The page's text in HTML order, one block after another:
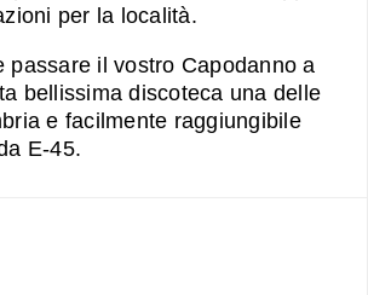
per la località.
passare il vostro Capodanno a
bellissima discoteca una delle
e facilmente raggiungibile
E-45.